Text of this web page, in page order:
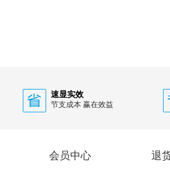
速显实效
节支成本 赢在效益
会员中心 退